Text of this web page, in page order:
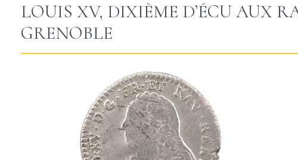
LOUIS XV, DIXIÈME D’ÉCU AUX
GRENOBLE